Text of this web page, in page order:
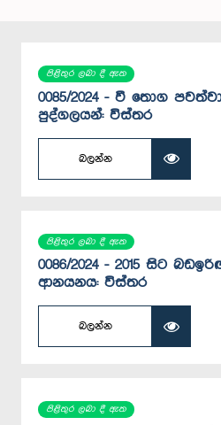
පිළිතුර ලබා දී ඇත
0085/2024 - වී තොග
පුද්ගලයන්: විස්තර
බලන්න
පිළිතුර ලබා දී ඇත
0086/2024 - 2015 සිට
ආනයනය: විස්තර
බලන්න
පිළිතුර ලබා දී ඇත